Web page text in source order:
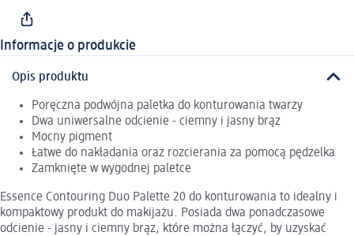
Informacje o produkcie
Opis produktu
Poręczna podwójna paletka do konturowania twarzy
Dwa uniwersalne odcienie - ciemny i jasny brąz
Mocny pigment
Łatwe do nakładania oraz rozcierania za pomocą pędzelka
Zamknięte w wygodnej paletce
Essence Contouring Duo Palette 20 do konturowania to idealny i
kompaktowy produkt do makijażu. Posiada dwa ponadczasowe
odcienie - jasny i ciemny brąz, które można łączyć, by uzyskać